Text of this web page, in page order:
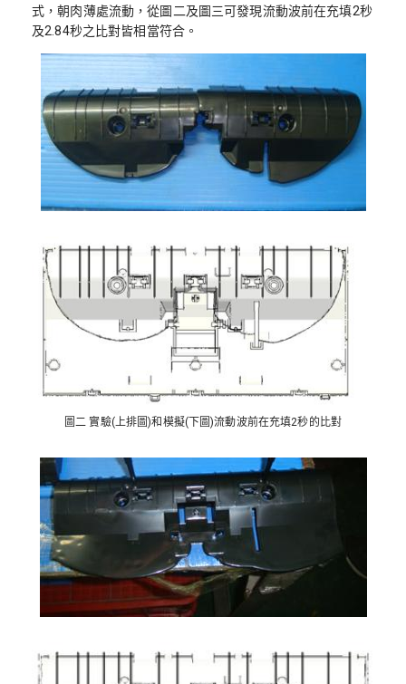
式，朝肉薄處流動，從圖二及圖三可發現流動波前在充填2秒
及2.84秒之比對皆相當符合。
圖二 實驗(上排圖)和模擬(下圖)流動波前在充填2秒的比對